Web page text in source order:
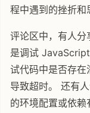
程中遇到的挫折和
评论区中，有人分
是调试
试代码中是否存在
导致超时。 还有
的环境配置或依